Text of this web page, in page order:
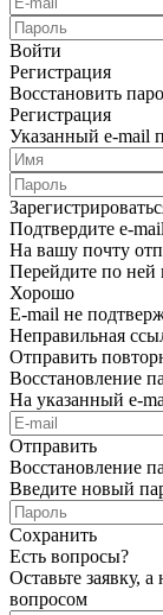
Войти
Регистрация
Восстановить
Регистрация
Указанный e-mail
Подтвердите e-mail
На вашу почту
Перейдите по ней
Хорошо
E-mail не
Неправильная
Отправить
Восстановление
На указанный e-
Отправить
Восстановление
Введите новый
Сохранить
Есть вопросы?
Оставьте заявку,
вопросом